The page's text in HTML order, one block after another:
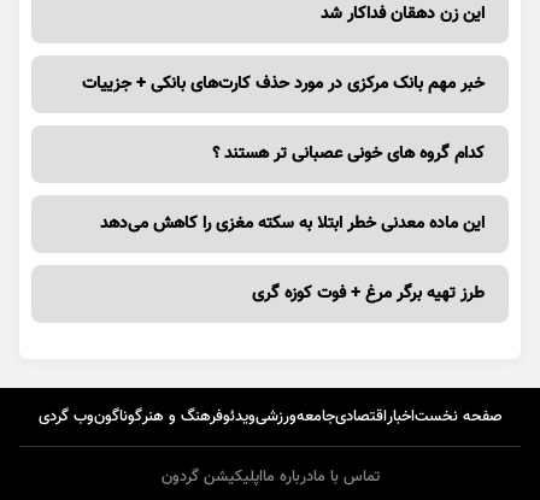
این زن دهقان فداکار شد
خبر مهم بانک مرکزی در مورد حذف کارت‌های بانکی + جزییات
کدام گروه های خونی عصبانی تر هستند ؟
این ماده معدنی خطر ابتلا به سکته مغزی را کاهش می‌دهد
طرز تهیه برگر مرغ + فوت کوزه گری
صفحه نخستاخباراقتصادیجامعهورزشیویدئوفرهنگ و هنرگوناگونوب گردی
تماس با مادرباره مااپلیکیشن گردون